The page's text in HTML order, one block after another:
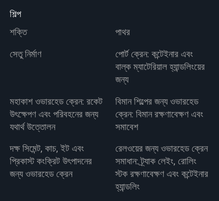
শিল্প
শক্তি
পাথর
সেতু নির্মাণ
পোর্ট ক্রেন: কন্টেইনার এবং
বাল্ক ম্যাটেরিয়াল হ্যান্ডলিংয়ের
জন্য
মহাকাশ ওভারহেড ক্রেন: রকেট
উৎক্ষেপণ এবং পরিবহনের জন্য
যথার্থ উত্তোলন
বিমান শিল্পের জন্য ওভারহেড
ক্রেন: বিমান রক্ষণাবেক্ষণ এবং
সমাবেশ
দক্ষ সিমেন্ট, কাচ, ইট এবং
প্রিকাস্ট কংক্রিট উৎপাদনের
জন্য ওভারহেড ক্রেন
রেলওয়ের জন্য ওভারহেড ক্রেন
সমাধান: ট্র্যাক লেইং, রোলিং
স্টক রক্ষণাবেক্ষণ এবং কন্টেইনার
হ্যান্ডলিং